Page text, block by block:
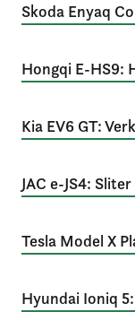
Skoda Enyaq
Hongqi E-HS9:
Kia EV6 GT:
JAC e-JS4:
Tesla Model X
Hyundai Ioniq